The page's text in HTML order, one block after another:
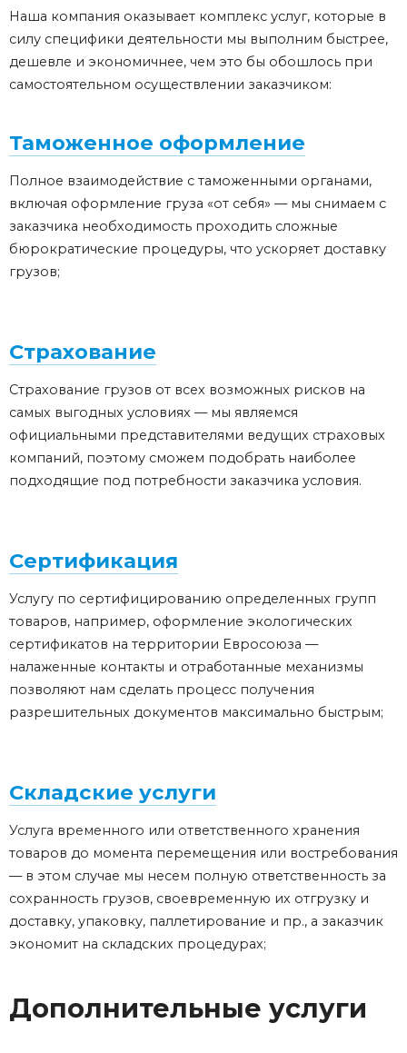
Наша компания оказывает комплекс услуг, которые в
силу специфики деятельности мы выполним быстрее,
дешевле и экономичнее, чем это бы обошлось при
самостоятельном осуществлении заказчиком:
Таможенное оформление
Полное взаимодействие с таможенными органами,
включая оформление груза «от себя» — мы снимаем с
заказчика необходимость проходить сложные
бюрократические процедуры, что ускоряет доставку
грузов;
Страхование
Страхование грузов от всех возможных рисков на
самых выгодных условиях — мы являемся
официальными представителями ведущих страховых
компаний, поэтому сможем подобрать наиболее
подходящие под потребности заказчика условия.
Сертификация
Услугу по сертифицированию определенных групп
товаров, например, оформление экологических
сертификатов на территории Евросоюза —
налаженные контакты и отработанные механизмы
позволяют нам сделать процесс получения
разрешительных документов максимально быстрым;
Складские услуги
Услуга временного или ответственного хранения
товаров до момента перемещения или востребования
— в этом случае мы несем полную ответственность за
сохранность грузов, своевременную их отгрузку и
доставку, упаковку, паллетирование и пр., а заказчик
экономит на складских процедурах;
Дополнительные услуги